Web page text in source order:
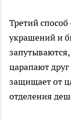
Третий
украшений и
царапают
защищает от
отделения